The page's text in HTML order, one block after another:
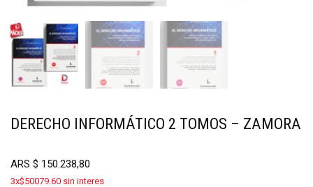
DERECHO INFORMÁTICO 2 TOMOS – ZAMORA
ARS $ 150.238,80
3x$50079.60 sin interes